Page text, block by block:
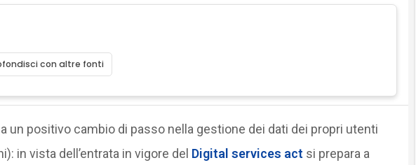
con altre fonti
un positivo cambio di passo nella gestione dei dati dei propri utenti
in vista dell’entrata in vigore del Digital services act si prepara a